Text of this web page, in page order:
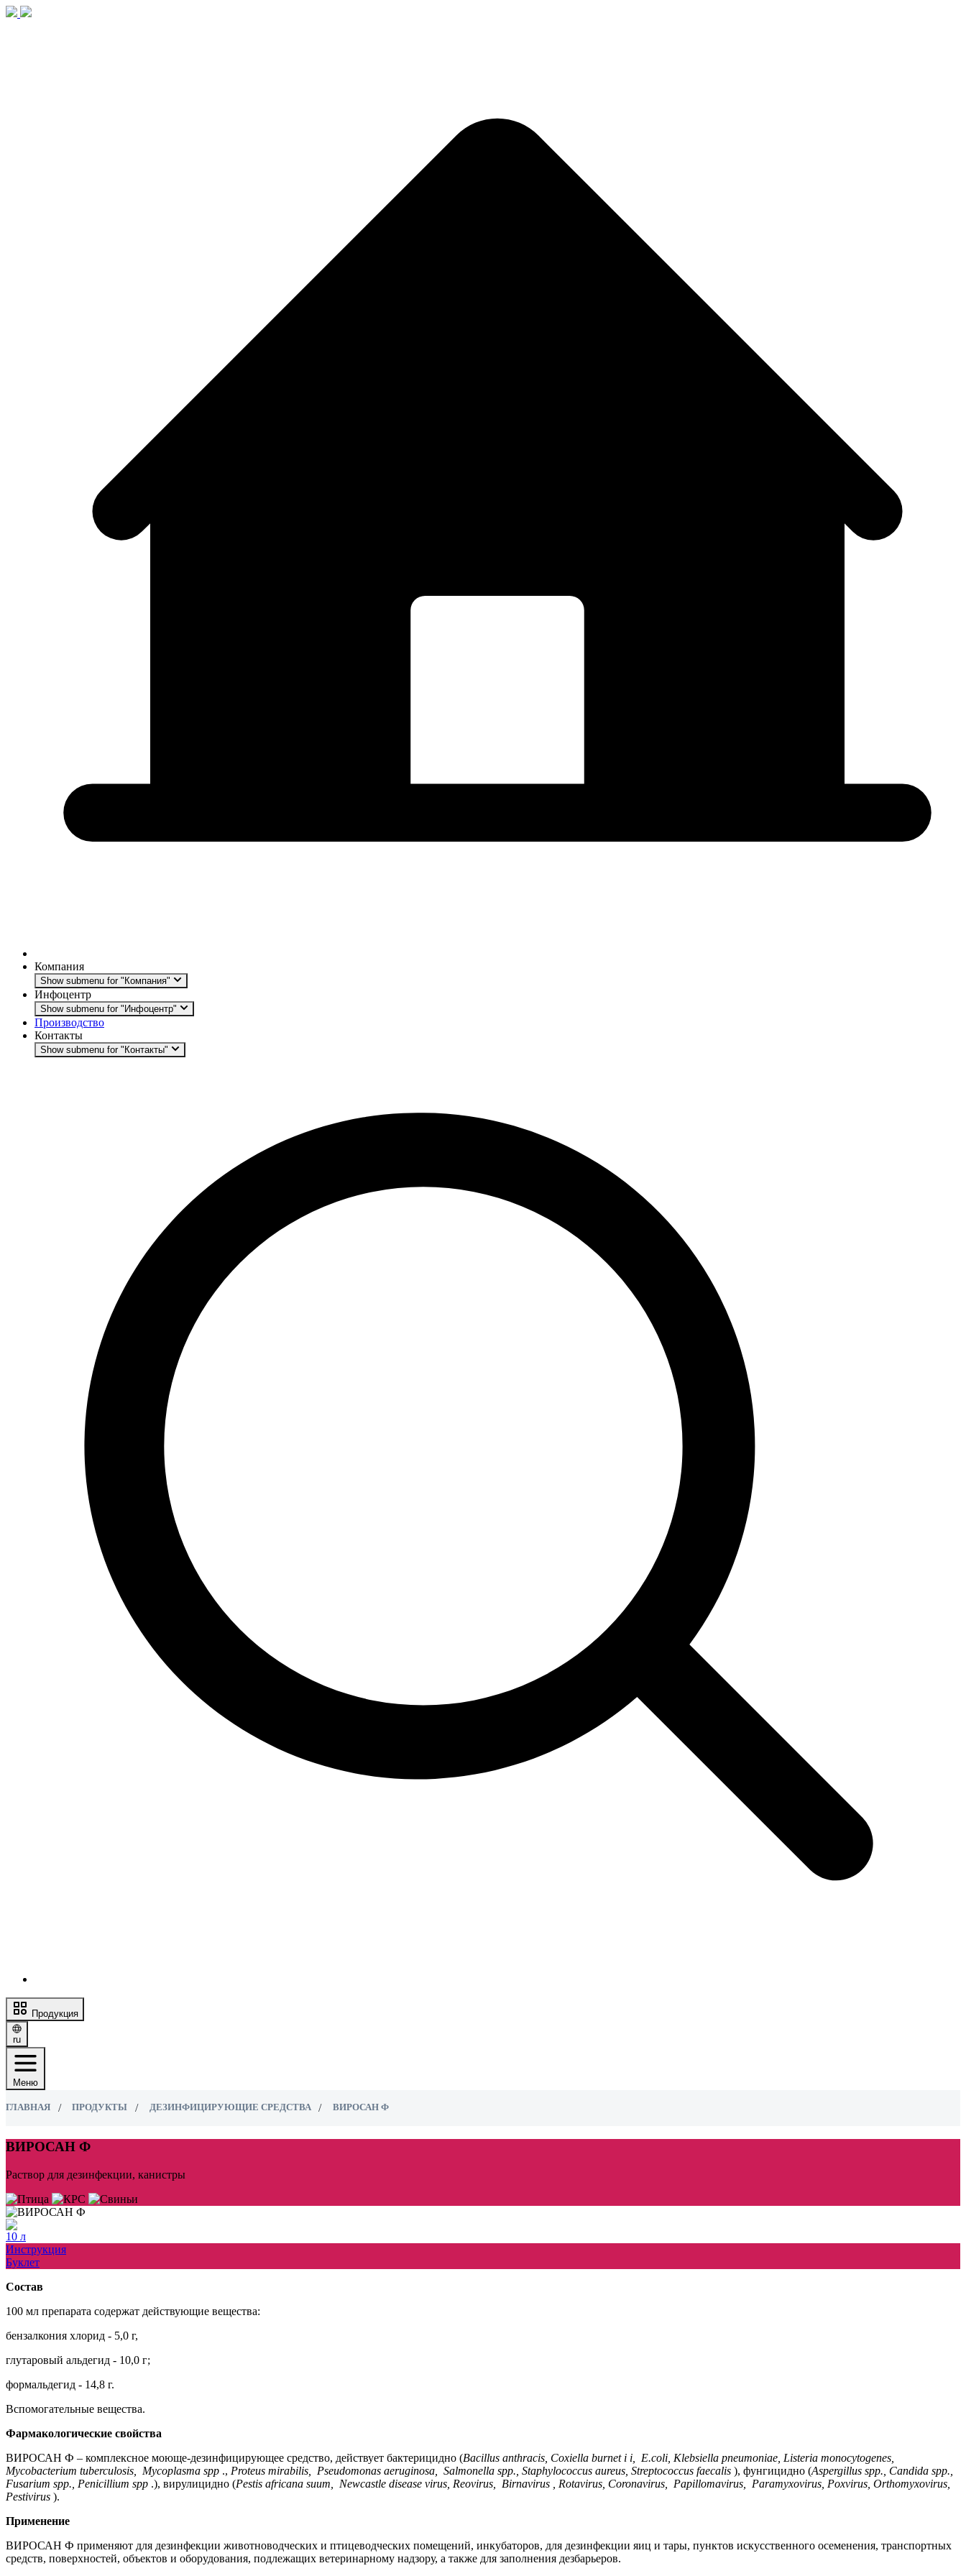
Компания
Show submenu for "Компания"
Инфоцентр
Show submenu for "Инфоцентр"
Производство
Контакты
Show submenu for "Контакты"
Продукция
ru
Меню
ГЛАВНАЯ ПРОДУКТЫ ДЕЗИНФИЦИРУЮЩИЕ СРЕДСТВА ВИРОСАН Ф
ВИРОСАН Ф
Раствор для дезинфекции, канистры
10 л
Инструкция
Буклет
Состав
100 мл препарата содержат действующие вещества:
бензалкония хлорид - 5,0 г,
глутаровый альдегид - 10,0 г;
формальдегид - 14,8 г.
Вспомогательные вещества.
Фармакологические свойства
ВИРОСАН Ф – комплексное моюще-дезинфицирующее средство, действует бактерицидно (Bacillus anthracis, Coxiella burnet i i,
E.coli, Klebsiella pneumoniae, Listeria monocytogenes,
Mycobacterium tuberculosis,
Mycoplasma spp ., Proteus mirabilis, Pseudomonas aeruginosa, Salmonella spp., Staphylococcus aureus, Streptococcus faecalis ), фунгицидно (Aspergillus spp., Candida spp.,
Fusarium spp., Penicillium spp .), вирулицидно (Pestis africana suum, Newcastle disease virus, Reovirus, Birnavirus , Rotavirus, Coronavirus, Papillomavirus,
Paramyxovirus, Poxvirus, Orthomyxovirus,
Pestivirus ).
Применение
ВИРОСАН Ф применяют для дезинфекции животноводческих и птицеводческих помещений, инкубаторов, для дезинфекции яиц и тары, пунктов искусственного осеменения, транспортных
средств, поверхностей, объектов и оборудования, подлежащих ветеринарному надзору, а также для заполнения дезбарьеров.